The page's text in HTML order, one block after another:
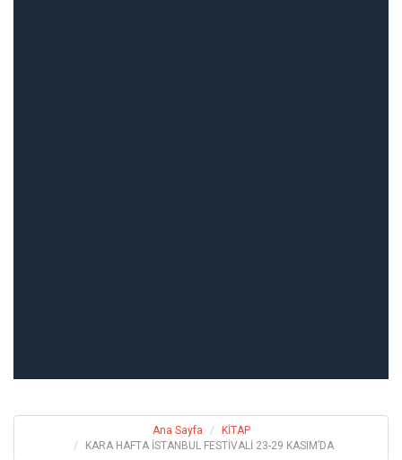
Ana Sayfa
KİTAP
KARA HAFTA İSTANBUL FESTİVALİ 23-29 KASIM’DA